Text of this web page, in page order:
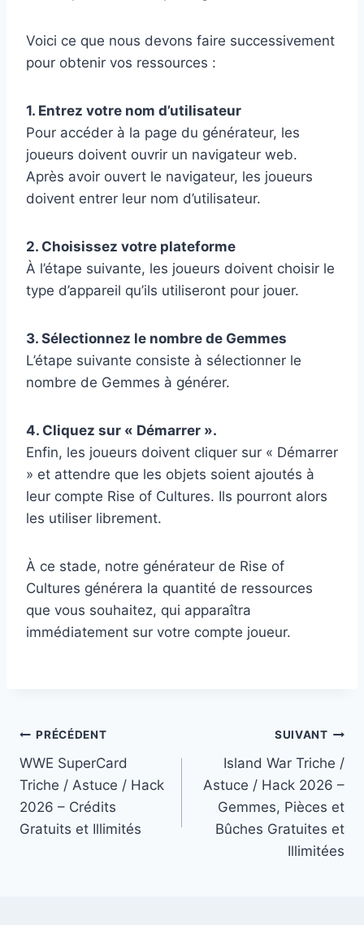
Voici ce que nous devons faire successivement
pour obtenir vos ressources :
1. Entrez votre nom d’utilisateur
Pour accéder à la page du générateur, les
joueurs doivent ouvrir un navigateur web.
Après avoir ouvert le navigateur, les joueurs
doivent entrer leur nom d’utilisateur.
2. Choisissez votre plateforme
À l’étape suivante, les joueurs doivent choisir le
type d’appareil qu’ils utiliseront pour jouer.
3. Sélectionnez le nombre de Gemmes
L’étape suivante consiste à sélectionner le
nombre de Gemmes à générer.
4. Cliquez sur « Démarrer ».
Enfin, les joueurs doivent cliquer sur « Démarrer
» et attendre que les objets soient ajoutés à
leur compte Rise of Cultures. Ils pourront alors
les utiliser librement.
À ce stade, notre générateur de Rise of
Cultures générera la quantité de ressources
que vous souhaitez, qui apparaîtra
immédiatement sur votre compte joueur.
Navigation
de
l’article
PRÉCÉDENT
WWE SuperCard
Triche / Astuce / Hack
2026 – Crédits
Gratuits et Illimités
SUIVANT
Island War Triche /
Astuce / Hack 2026 –
Gemmes, Pièces et
Bûches Gratuites et
Illimitées